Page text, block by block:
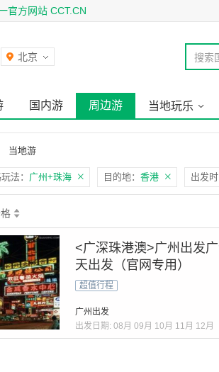
官方网站 CCT.CN
北京 搜索
国内游 周边游 当地玩乐
当地游
法： 广州+珠海 目的地： 香港 出发
<广深珠港澳>广州出发
天出发（官网专用）
超值行程
广州出发
出发日期: 08月 09月 10月 11月 12月